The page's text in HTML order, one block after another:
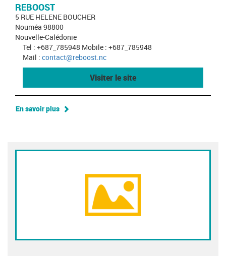
REBOOST
5 RUE HELENE BOUCHER
Nouméa 98800
Nouvelle-Calédonie
Tel : +687_785948 Mobile : +687_785948
Mail : contact@reboost.nc
Visiter le site
En savoir plus